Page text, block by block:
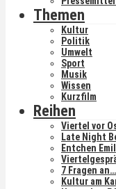
Themen
Kultur
Politik
Umwelt
Sport
Musik
Wissen
Kurzfilm
Reihen
Viertel vor
Late Night
Entchen Emil
7 Fragen an…
Kultur am